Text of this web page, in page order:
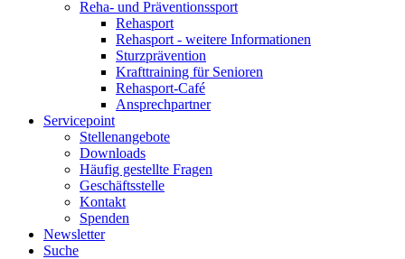
Reha- und Präventionssport
Rehasport
Rehasport - weitere Informationen
Sturzprävention
Krafttraining für Senioren
Rehasport-Café
Ansprechpartner
Servicepoint
Stellenangebote
Downloads
Häufig gestellte Fragen
Geschäftsstelle
Kontakt
Spenden
Newsletter
Suche